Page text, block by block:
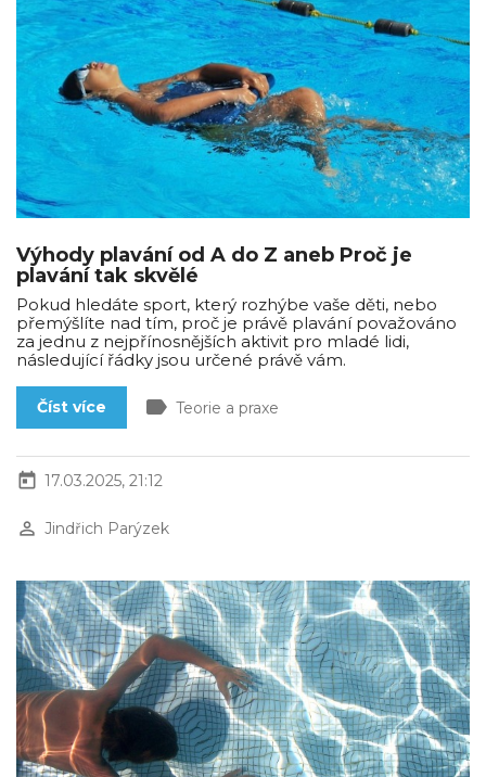
Výhody plavání od A do Z aneb Proč je
plavání tak skvělé
Pokud hledáte sport, který rozhýbe vaše děti, nebo
přemýšlíte nad tím, proč je právě plavání považováno
za jednu z nejpřínosnějších aktivit pro mladé lidi,
následující řádky jsou určené právě vám.
Číst více label Teorie a praxe
today 17.03.2025, 21:12
perm_identity Jindřich Parýzek